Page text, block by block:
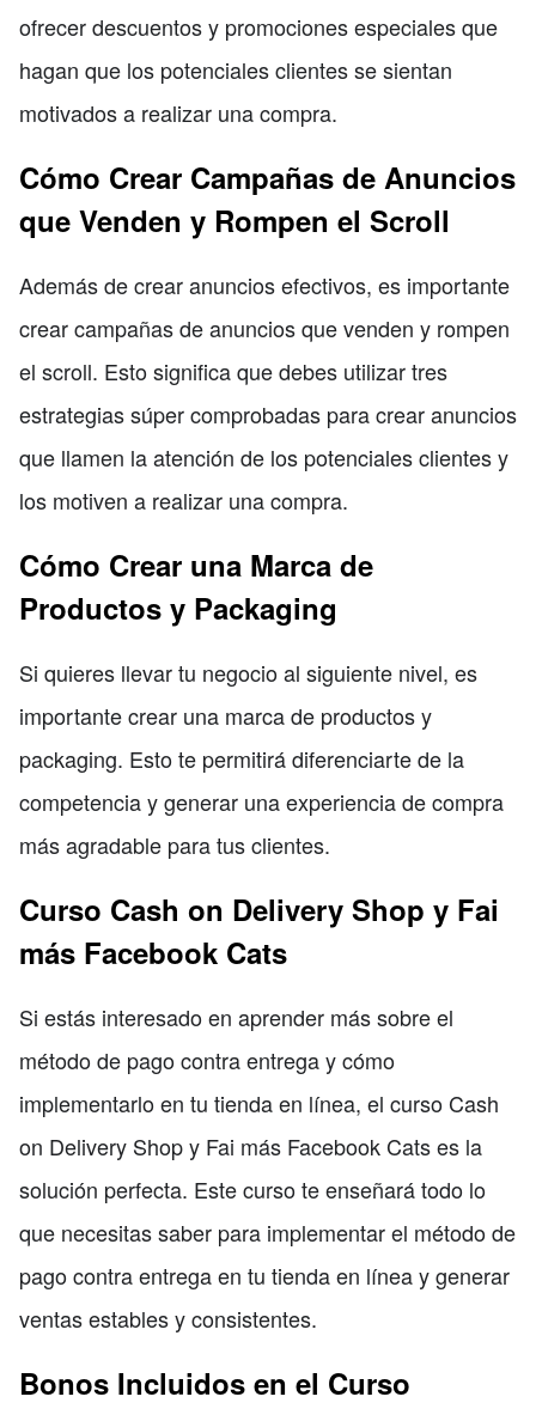
ofrecer descuentos y promociones especiales que
hagan que los potenciales clientes se sientan
motivados a realizar una compra.
Cómo Crear Campañas de Anuncios
que Venden y Rompen el Scroll
Además de crear anuncios efectivos, es importante
crear campañas de anuncios que venden y rompen
el scroll. Esto significa que debes utilizar tres
estrategias súper comprobadas para crear anuncios
que llamen la atención de los potenciales clientes y
los motiven a realizar una compra.
Cómo Crear una Marca de
Productos y Packaging
Si quieres llevar tu negocio al siguiente nivel, es
importante crear una marca de productos y
packaging. Esto te permitirá diferenciarte de la
competencia y generar una experiencia de compra
más agradable para tus clientes.
Curso Cash on Delivery Shop y Fai
más Facebook Cats
Si estás interesado en aprender más sobre el
método de pago contra entrega y cómo
implementarlo en tu tienda en línea, el curso Cash
on Delivery Shop y Fai más Facebook Cats es la
solución perfecta. Este curso te enseñará todo lo
que necesitas saber para implementar el método de
pago contra entrega en tu tienda en línea y generar
ventas estables y consistentes.
Bonos Incluidos en el Curso